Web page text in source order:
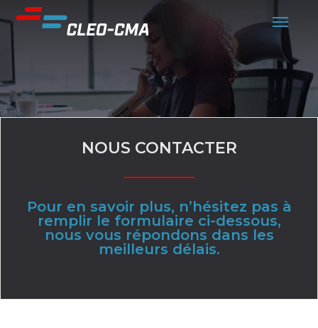
NOUS CONTACTER
Pour en savoir plus, n’hésitez pas à
remplir le formulaire ci-dessous,
nous vous répondons dans les
meilleurs délais.